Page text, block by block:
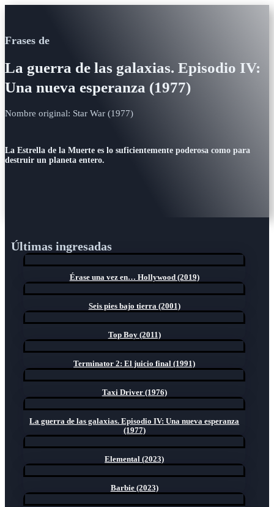
Frases de
La guerra de las galaxias. Episodio IV:
Una nueva esperanza (1977)
Nombre original: Star War (1977)
La Estrella de la Muerte es lo suficientemente poderosa como para
destruir un planeta entero.
Últimas ingresadas
Érase una vez en… Hollywood (2019)
Seis pies bajo tierra (2001)
Top Boy (2011)
Terminator 2: El juicio final (1991)
Taxi Driver (1976)
La guerra de las galaxias. Episodio IV: Una nueva esperanza
(1977)
Elemental (2023)
Barbie (2023)